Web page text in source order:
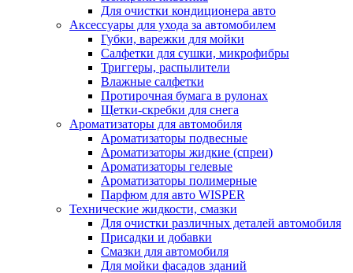
Для очистки кондиционера авто
Аксессуары для ухода за автомобилем
Губки, варежки для мойки
Салфетки для сушки, микрофибры
Триггеры, распылители
Влажные салфетки
Протирочная бумага в рулонах
Щетки-скребки для снега
Ароматизаторы для автомобиля
Ароматизаторы подвесные
Ароматизаторы жидкие (спреи)
Ароматизаторы гелевые
Ароматизаторы полимерные
Парфюм для авто WISPER
Технические жидкости, смазки
Для очистки различных деталей автомобиля
Присадки и добавки
Смазки для автомобиля
Для мойки фасадов зданий